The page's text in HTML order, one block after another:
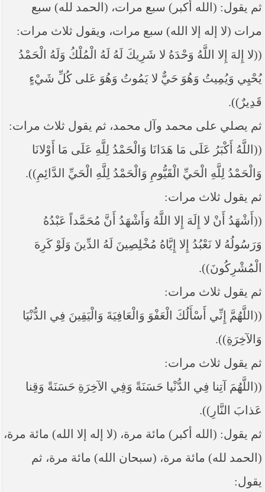
بيان صادر من مكتب سماحة السيد السيستاني -دام ظلّه
- في النجف الأشرف حول التطورات الأمنية الأخيرة في
محافظة نينوى
ثم يقول: (الله أكبر) سبع مرات، (الحمد لله) سبع
مرات (لا إله إلا الله) سبع مرات، ويقول ثلاث مرات:
((لا إِلهَ إِلا اللَّهُ‏ وَحْدَهُ‏ لا شَرِيكَ لَهُ‏ لَهُ الْمُلْكُ وَلَهُ الْحَمْدُ
يُحْيِي وَيُمِيتُ وَهُوَ حَيٌّ لا يَمُوتُ‏ وَهُوَ عَلى‏ كُلِّ شَيْ‏ءٍ
قَدِيرٌ)).
ثم يصلي على محمد وآل محمد، ثم يقول ثلاث مرات:
((اللَّهُ أَكْبَرُ عَلَى مَا هَدَانَا وَالْحَمْدُ لِلَّهِ عَلَى مَا أَوْلانَا
وَالْحَمْدُ لِلَّهِ الْحَيِّ الْقَيُّومِ وَالْحَمْدُ لِلَّهِ الْحَيِّ الدَّائِمِ)).
ثم يقول ثلاث مرات:
((أَشْهَدُ أَنْ لا إِلَهَ إِلا اللَّهُ وَأَشْهَدُ أَنَّ مُحَمَّداً عَبْدُهُ
وَرَسُولُهُ لا نَعْبُدُ إِلا إِيَّاهُ‏ مُخْلِصِينَ لَهُ الدِّينَ وَلَوْ كَرِهَ
الْمُشْرِكُونَ)).
ثم يقول ثلاث مرات:
((اللَّهُمَّ إِنِّي أَسْأَلُكَ الْعَفْوَ وَالْعَافِيَةَ وَالْيَقِينَ فِي الدُّنْيَا
وَالآخِرَةِ)).
ثم يقول ثلاث مرات:
((اللَّهُمَ‏ آتِنا فِي الدُّنْيا حَسَنَةً وَفِي الآخِرَةِ حَسَنَةً وَقِنا
عَذابَ النَّارِ)).
ثم يقول: (الله أكبر) مائة مرة، (لا إله إلا الله) مائة مرة،
(الحمد لله) مائة مرة، (سبحان الله) مائة مرة، ثم
يقول: